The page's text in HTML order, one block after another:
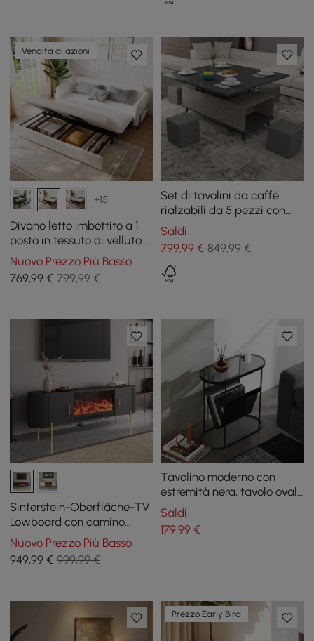
Vendita di azioni
+15
Divano letto imbottito a 1
posto in tessuto di velluto a
coste bianco con
contenitore e cuscini, 136
cm
Nuovo Prezzo Più Basso
769,99 € 799,99 €
Set di tavolini da caffè
rialzabili da 5 pezzi con
ripostiglio, tavolo da
pranzo convertibile con
pouf
Saldi
799,99€ 849,99 €
Sinterstein-Oberfläche-TV
Lowboard con camino
elettrico e funzione
telecomando, 200 cm
Nuovo Prezzo Più Basso
949,99 € 999,99 €
Tavolino moderno con
estremità nera, tavolo ovale
con accento in metallo,
portariviste, tavolino da
divano
Saldi
179,99€
Prezzo Early Bird